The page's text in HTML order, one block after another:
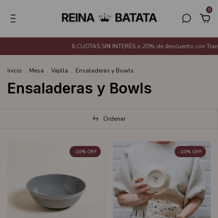
0
6 CUOTAS SIN INTERÉS o 20% de descuento con
Inicio . Mesa . Vajilla . Ensaladeras y Bowls
Ensaladeras y Bowls
Ordenar
-10% OFF -10% OFF